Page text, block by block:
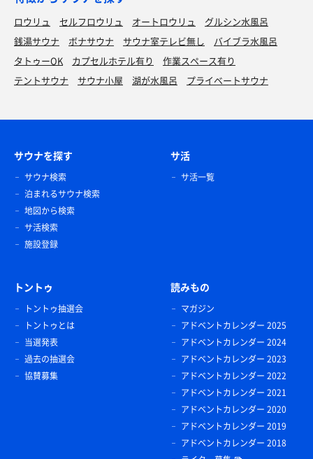
ロウリュ セルフロウリュ オートロウリュ
グルシン水風呂
銭湯サウナ
ボナサウナ サウナ室テレビ無し
バイブラ水風呂
タトゥーOK
カプセルホテル有り
作業スペース有り
テントサウナ
サウナ小屋 湖が水風呂 プライベートサウナ
サウナを探す
サウナ検索
泊まれるサウナ検索
地図から検索
サ活検索
施設登録
サ活
サ活一覧
トントゥ
トントゥ抽選会
トントゥとは
当選発表
過去の抽選会
協賛募集
読みもの
マガジン
アドベントカレンダー 2025
アドベントカレンダー 2024
アドベントカレンダー 2023
アドベントカレンダー 2022
アドベントカレンダー 2021
アドベントカレンダー 2020
アドベントカレンダー 2019
アドベントカレンダー 2018